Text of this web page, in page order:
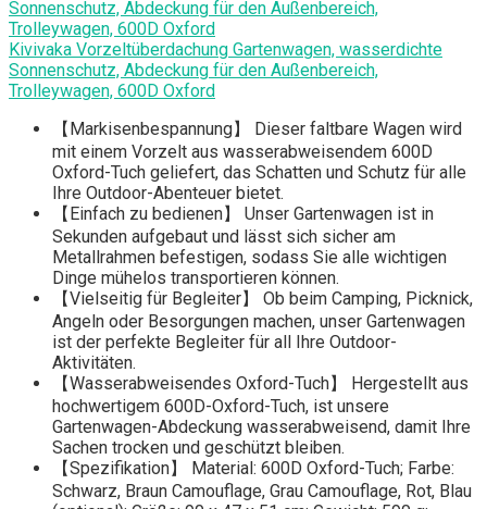
Kivivaka Vorzeltüberdachung Gartenwagen, wasserdichte
Sonnenschutz, Abdeckung für den Außenbereich,
Trolleywagen, 600D Oxford
【Markisenbespannung】 Dieser faltbare Wagen wird
mit einem Vorzelt aus wasserabweisendem 600D
Oxford-Tuch geliefert, das Schatten und Schutz für alle
Ihre Outdoor-Abenteuer bietet.
【Einfach zu bedienen】 Unser Gartenwagen ist in
Sekunden aufgebaut und lässt sich sicher am
Metallrahmen befestigen, sodass Sie alle wichtigen
Dinge mühelos transportieren können.
【Vielseitig für Begleiter】 Ob beim Camping, Picknick,
Angeln oder Besorgungen machen, unser Gartenwagen
ist der perfekte Begleiter für all Ihre Outdoor-
Aktivitäten.
【Wasserabweisendes Oxford-Tuch】 Hergestellt aus
hochwertigem 600D-Oxford-Tuch, ist unsere
Gartenwagen-Abdeckung wasserabweisend, damit Ihre
Sachen trocken und geschützt bleiben.
【Spezifikation】 Material: 600D Oxford-Tuch; Farbe:
Schwarz, Braun Camouflage, Grau Camouflage, Rot, Blau